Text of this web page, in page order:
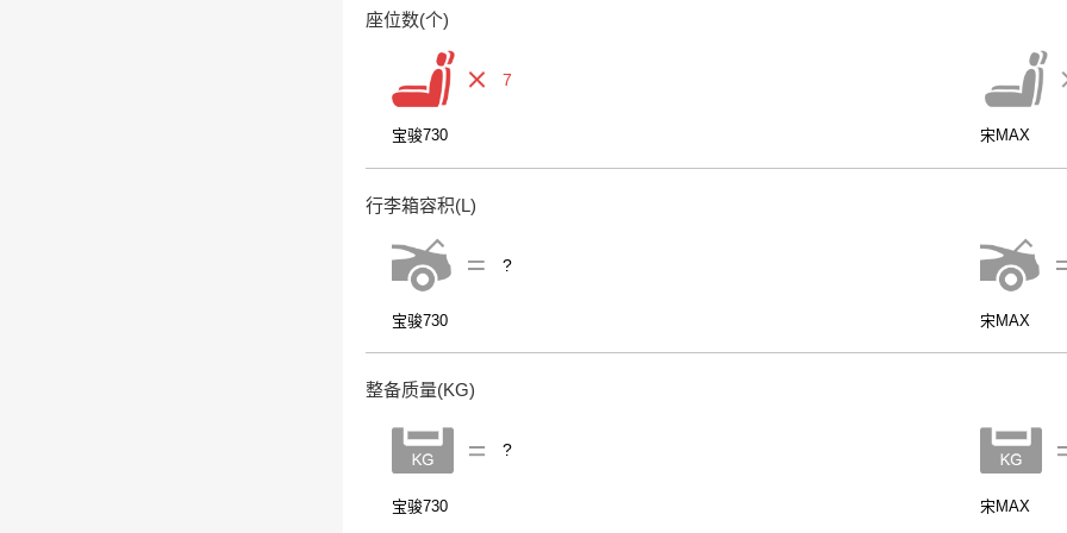
座位数(个)
7
宝骏730 宋MAX
行李箱容积(L)
?
宝骏730 宋MAX
整备质量(KG)
?
宝骏730 宋MAX